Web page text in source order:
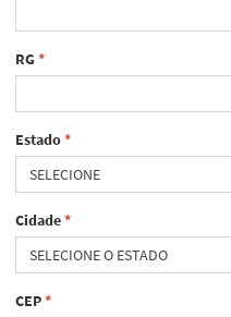
RG*
Estado*
SELECIONE
Cidade*
SELECIONE O ESTADO
CEP*